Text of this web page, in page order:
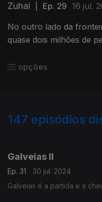
Zuhai Ep. 29 16 jul.
No outro lado da
quase dois milhões de
opções
147 episódios
Galveias II
Ep. 31
30 jul. 2024
Galveias é a partida e a